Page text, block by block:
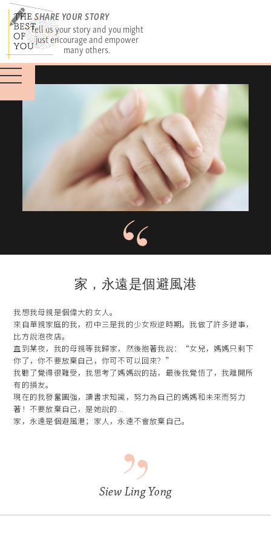
SHARE YOUR STORY
Tell us your story and you might
just encourage and empower
many others.
家，永遠是個避風港
我想我母親是個偉大的女人。
來自單親家庭的我，初中三是我的少女叛逆時期。我做了許多錯事，
比方說泡夜店。
直到某夜，我的母親等我歸家，然後抱著我說：“女兒，媽媽只剩下
你了，你不要放棄自己，你可不可以回來？”
我聽了覺得很難受，我思考了媽媽說的話，最後我覺悟了，我離開所
有的損友。
現在的我發奮圖強，讀書求知識，努力為自己的媽媽和未來而努力
著！不要放棄自己，是她說的...
家，永遠是個避風港；家人，永遠不會放棄自己。
Siew Ling Yong